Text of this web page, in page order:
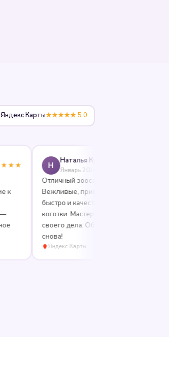
Яндекс Карты★★★★★ 5.0
Наталья Кушнир
Январь 2026
Отличный зоосалон, рекомендую!
Вежливые, приветливые сотрудники,
быстро и качественно подстригли
коготки. Мастер — профессионал
своего дела. Обязательно вернёмся
Яндекс Карты